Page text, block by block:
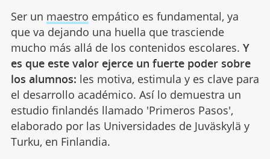
Ser un maestro empático es fundamental, ya
que va dejando una huella que trasciende
mucho más allá de los contenidos escolares. Y
es que este valor ejerce un fuerte poder sobre
los alumnos: les motiva, estimula y es clave para
el desarrollo académico. Así lo demuestra un
estudio finlandés llamado 'Primeros Pasos',
elaborado por las Universidades de Juväskylä y
Turku, en Finlandia.